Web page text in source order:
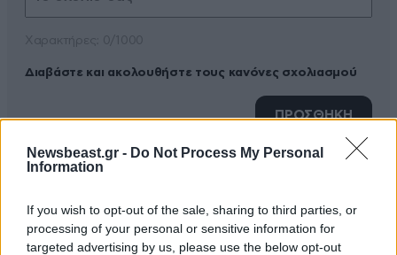
Newsbeast.gr - Do Not Process My Personal
Information
If you wish to opt-out of the sale, sharing to third parties, or
processing of your personal or sensitive information for
targeted advertising by us, please use the below opt-out
Διαβάστε και ακολουθήστε τους κανόνες σχολιασμού
ΠΡΟΣΘΗΚΗ
spyrospeiratis 30·09·2019 06:38
ΟΙ ΜΑΙΜΟΥ ΚΑΘΑΡΙΣΤΡΙΕΣ ΚΑΤΕΡΙΝΑ ΚΑΙ ΕΦΗ